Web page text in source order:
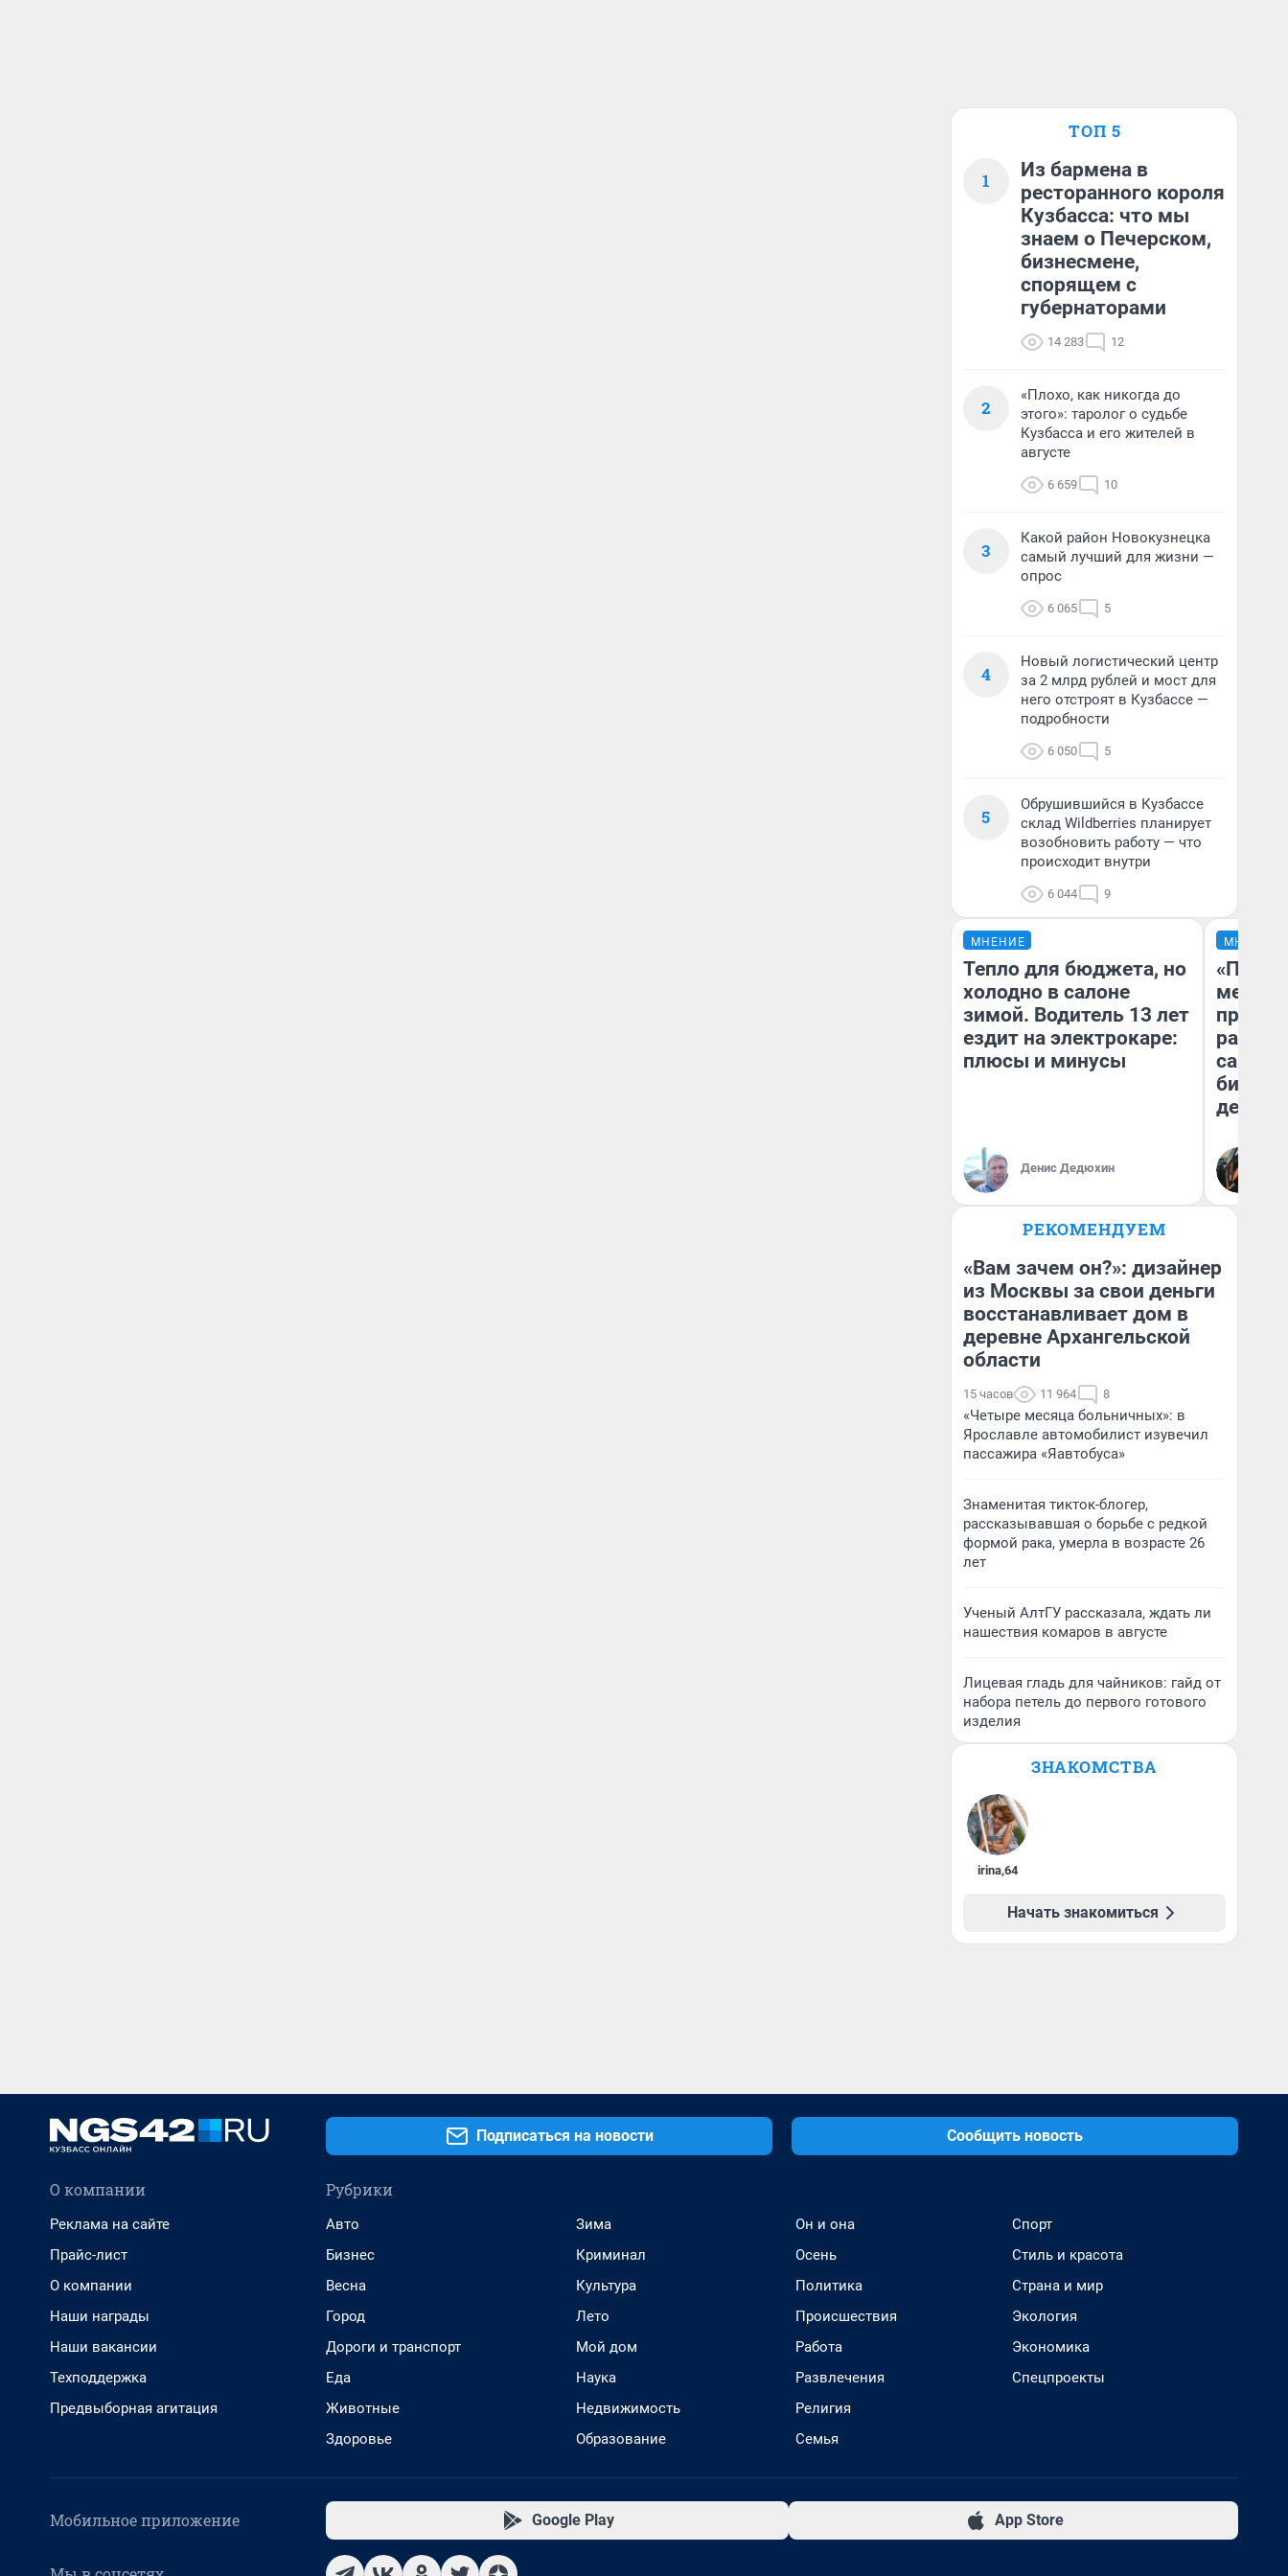
ТОП 5
1
Из бармена в
ресторанного короля
Кузбасса: что мы
знаем о Печерском,
бизнесмене,
спорящем с
губернаторами
14 283 12
2
«Плохо, как никогда до
этого»: таролог о судьбе
Кузбасса и его жителей в
августе
6 659 10
3
Какой район Новокузнецка
самый лучший для жизни —
опрос
6 065 5
4
Новый логистический центр
за 2 млрд рублей и мост для
него отстроят в Кузбассе —
подробности
6 050 5
5
Обрушившийся в Кузбассе
склад Wildberries планирует
возобновить работу — что
происходит внутри
6 044 9
МНЕНИЕ
Тепло для бюджета, но
холодно в салоне
зимой. Водитель 13 лет
ездит на электрокаре:
плюсы и минусы
Денис Дедюхин
МНЕНИЕ
самом
РЕКОМЕНДУЕМ
«Вам зачем он?»: дизайнер
из Москвы за свои деньги
восстанавливает дом в
деревне Архангельской
области
15 часов 11 964 8
«Четыре месяца больничных»: в
Ярославле автомобилист изувечил
пассажира «Яавтобуса»
Знаменитая тикток-блогер,
рассказывавшая о борьбе с редкой
формой рака, умерла в возрасте 26
лет
Ученый АлтГУ рассказала, ждать ли
нашествия комаров в августе
Лицевая гладь для чайников: гайд от
набора петель до первого готового
изделия
ЗНАКОМСТВА
irina,64
Начать знакомиться
Подписаться на новости Сообщить новость
О компании
Реклама на сайте
Прайс-лист
О компании
Наши награды
Наши вакансии
Техподдержка
Предвыборная агитация
Рубрики
Авто
Бизнес
Весна
Город
Дороги и транспорт
Еда
Животные
Здоровье
Зима
Криминал
Культура
Лето
Мой дом
Наука
Недвижимость
Образование
Он и она
Осень
Политика
Происшествия
Работа
Развлечения
Религия
Семья
Спорт
Стиль и красота
Страна и мир
Экология
Экономика
Спецпроекты
Мобильное приложение Google Play App Store